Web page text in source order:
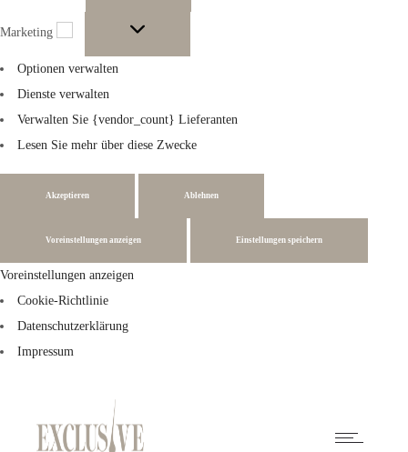
Marketing
Optionen verwalten
Dienste verwalten
Verwalten Sie {vendor_count} Lieferanten
Lesen Sie mehr über diese Zwecke
Akzeptieren Ablehnen
Voreinstellungen anzeigen Einstellungen speichern
Voreinstellungen anzeigen
Cookie-Richtlinie
Datenschutzerklärung
Impressum